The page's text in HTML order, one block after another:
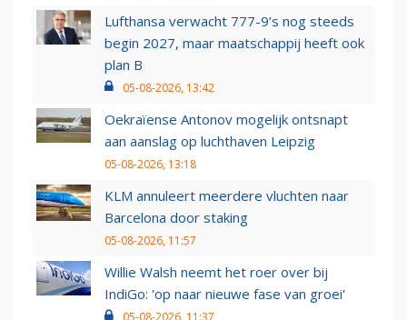
Lufthansa verwacht 777-9’s nog steeds
begin 2027, maar maatschappij heeft ook
plan B
05-08-2026, 13:42
Oekraïense Antonov mogelijk ontsnapt
aan aanslag op luchthaven Leipzig
05-08-2026, 13:18
KLM annuleert meerdere vluchten naar
Barcelona door staking
05-08-2026, 11:57
Willie Walsh neemt het roer over bij
IndiGo: 'op naar nieuwe fase van groei'
05-08-2026, 11:37